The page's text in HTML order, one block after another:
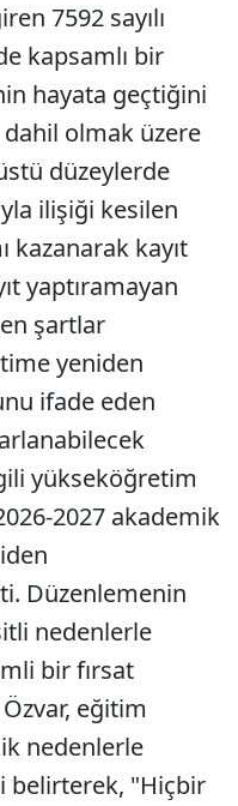
7592 sayılı
kapsamlı bir
hayata geçtiğini
dahil olmak üzere
düzeylerde
ilişiği kesilen
kazanarak kayıt
yaptıramayan
şartlar
yeniden
ifade eden
yükseköğretim
2027 akademik
Düzenlemenin
nedenlerle
bir fırsat
eğitim
nedenlerle
belirterek, "Hiçbir